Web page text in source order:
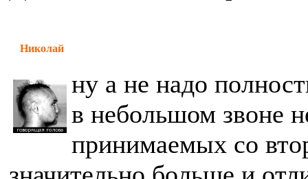
Николай
ну а не надо
в небольшом звоне
принимаемых со